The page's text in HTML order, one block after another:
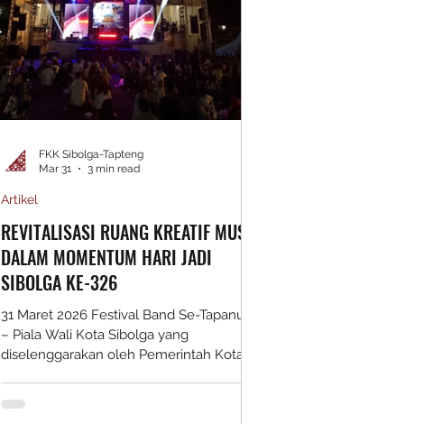
REVITALISASI RUANG KREATIF MUSIK
DALAM MOMENTUM HARI JADI
SIBOLGA KE-326
31 Maret 2026 Festival Band Se-Tapanuli
– Piala Wali Kota Sibolga yang
diselenggarakan oleh Pemerintah Kota
rangkaian peringatan Hari Jadi Kota
Artikel
FKK Sibolga-Tapteng
Mar 31
3 min read